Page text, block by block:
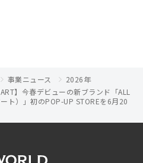
事業ニュース
2026年
】今春デビューの新ブランド「ALL
ト）」初のPOP-UP STOREを6月20